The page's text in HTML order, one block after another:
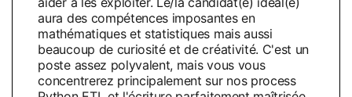
aura des compétences imposantes en
mathématiques et statistiques mais aussi
beaucoup de curiosité et de créativité. C'est un
poste assez polyvalent, mais vous vous
concentrerez principalement sur nos process